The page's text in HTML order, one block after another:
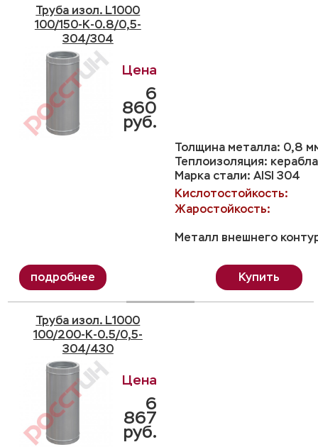
Труба изол. L1000
100/150-K-0.8/0,5-
304/304
Толщина металла: 0,8
Теплоизоляция:
Марка стали: AISI 304
Кислотостойкость:
Жаростойкость:
Металл внешнего
6
860
руб.
Купить
Труба изол. L1000
100/200-K-0.5/0,5-
304/430
6
867
руб.